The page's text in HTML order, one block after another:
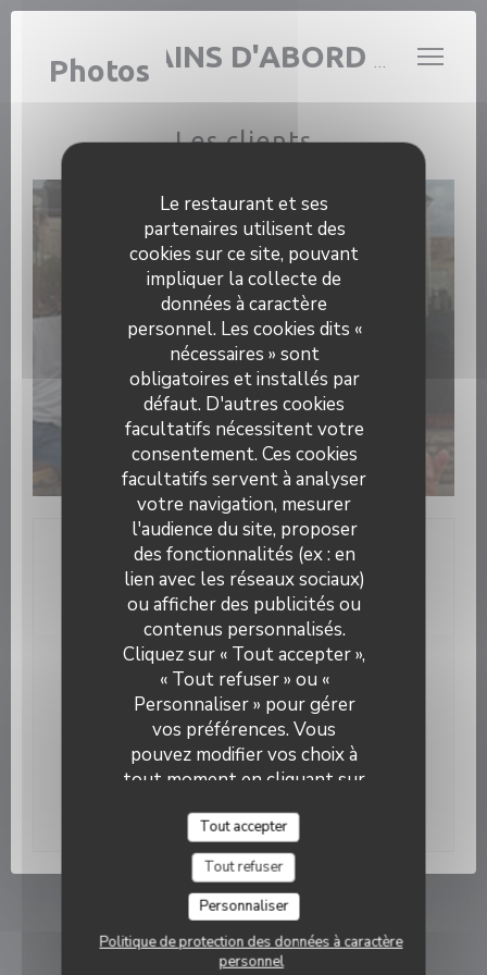
Personnalisation de vos choix en matière de cookies
Le restaurant et ses
partenaires utilisent des
cookies sur ce site, pouvant
impliquer la collecte de
données à caractère
personnel. Les cookies dits «
nécessaires » sont
obligatoires et installés par
défaut. D'autres cookies
facultatifs nécessitent votre
consentement. Ces cookies
facultatifs servent à analyser
votre navigation, mesurer
l'audience du site, proposer
des fonctionnalités (ex : en
lien avec les réseaux sociaux)
ou afficher des publicités ou
contenus personnalisés.
Cliquez sur « Tout accepter »,
« Tout refuser » ou «
Personnaliser » pour gérer
vos préférences. Vous
pouvez modifier vos choix à
tout moment en cliquant sur
cookie en bas à gauche des
pages du site.
Tout accepter
Tout refuser
Personnaliser
Politique de protection des données à caractère
personnel
LES COPAINS D'ABORD BY SHIRELE
Photos
Les clients
Nous contacter
Newsletter*
Inscrivez-vous à notre lettre d'information pour recevoir
des communications personnalisées et des offres
marketing par courriel.
© 2026 LES COPAINS D'ABORD BY SHIRELE — CRÉATION DE SITE INTERNET
RESTAURANT AVECZENCHEF
MENTIONS LÉGALES
LES COPAINS D'ABORD BY SHIRELE